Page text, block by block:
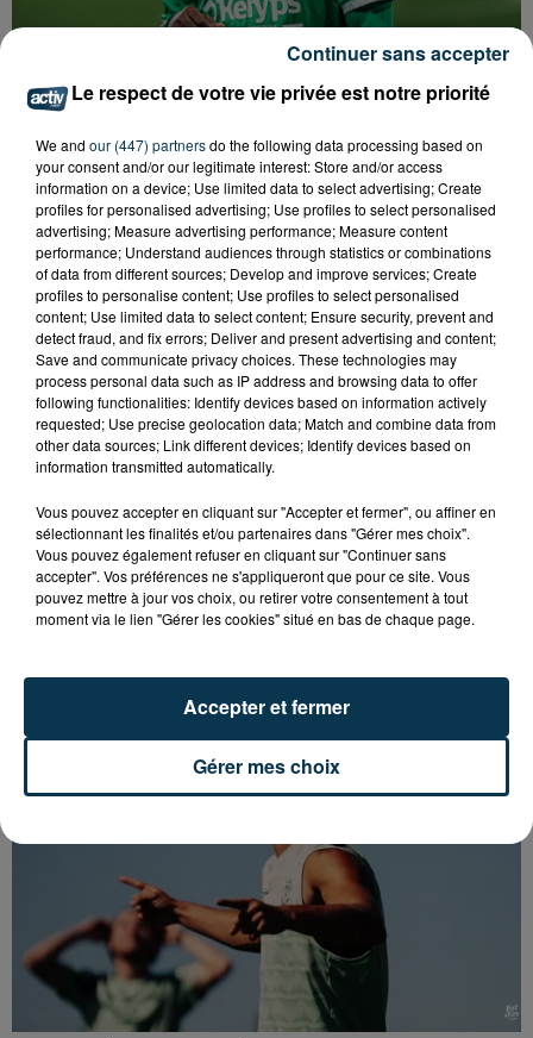
ASSE : UN COMMUNIQUÉ COMMUN POUR
DEMANDER LE DÉPART DE PIERRE EKWAH
CYANOBACTÉRIES : LE PRÉFÊT PREND UN
ARRÊTÉ POUR LES ACTIVITÉS DE...
Le respect de votre vie privée est notre priorité
We and our (447) partnersdo the following data processing based on
your consent and/or our legitimate interest: Store and/or access
information on a device; Use limited data to select advertising; Create
profiles for personalised advertising; Use profiles to select personalised
advertising; Measure advertising performance; Measure content
performance; Understand audiences through statistics or combinations
of data from different sources; Develop and improve services; Create
profiles to personalise content; Use profiles to select personalised
content; Use limited data to select content; Ensure security, prevent and
detect fraud, and fix errors; Deliver and present advertising and content;
Save and communicate privacy choices. These technologies may
process personal data such as IP address and browsing data to offer
following functionalities: Identify devices based on information actively
requested; Use precise geolocation data; Match and combine data from
other data sources; Link different devices; Identify devices based on
information transmitted automatically.
Vous pouvez accepter en cliquant sur "Accepter et fermer", ou affiner en
sélectionnant les finalités et/ou partenaires dans "Gérer mes choix".
Vous pouvez également refuser en cliquant sur "Continuer sans
accepter". Vos préférences ne s'appliqueront que pour ce site. Vous
pouvez mettre à jour vos choix, ou retirer votre consentement à tout
moment via le lien "Gérer les cookies" situé en bas de chaque page.
Gérer mes choix
Accepter et fermer
Continuer sans accepter